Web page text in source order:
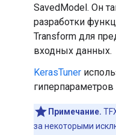
SavedModel. Он
разработки
Transform для
входных данных.
KerasTuner
Примечание.
за некоторыми